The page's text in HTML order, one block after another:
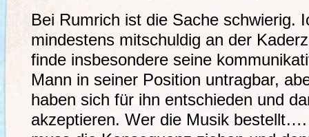
Bei Rumrich ist die Sache schwierig.
mindestens mitschuldig an der
finde insbesondere seine
Mann in seiner Position untragbar,
haben sich für ihn entschieden und
akzeptieren. Wer die Musik